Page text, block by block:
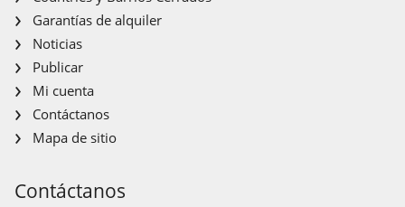
Garantías de alquiler
Noticias
Publicar
Mi cuenta
Contáctanos
Mapa de sitio
Contáctanos